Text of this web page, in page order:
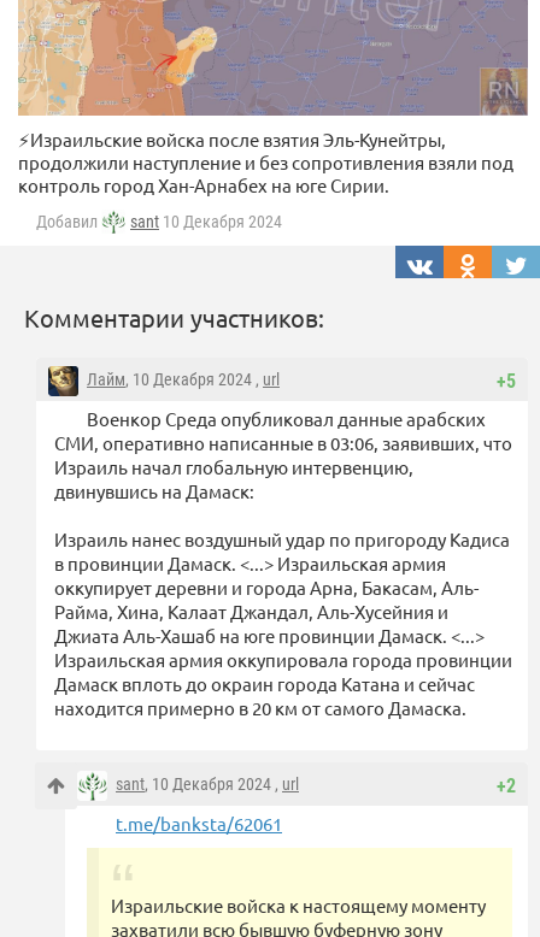
⚡️Израильские войска после взятия Эль-Кунейтры,
продолжили наступление и без сопротивления взяли под
контроль город Хан-Арнабех на юге Сирии.
Добавил sant 10 Декабря 2024
Комментарии участников:
+5
Лайм, 10 Декабря 2024 , url
Военкор Среда опубликовал данные арабских
СМИ, оперативно написанные в 03:06, заявивших, что
Израиль начал глобальную интервенцию,
двинувшись на Дамаск:
Израиль нанес воздушный удар по пригороду Кадиса
в провинции Дамаск. <...> Израильская армия
оккупирует деревни и города Арна, Бакасам, Аль-
Райма, Хина, Калаат Джандал, Аль-Хусейния и
Джиата Аль-Хашаб на юге провинции Дамаск. <...>
Израильская армия оккупировала города провинции
Дамаск вплоть до окраин города Катана и сейчас
находится примерно в 20 км от самого Дамаска.
+2
sant, 10 Декабря 2024 , url
t.me/banksta/62061
Израильские войска к настоящему моменту
захватили всю бывшую буферную зону